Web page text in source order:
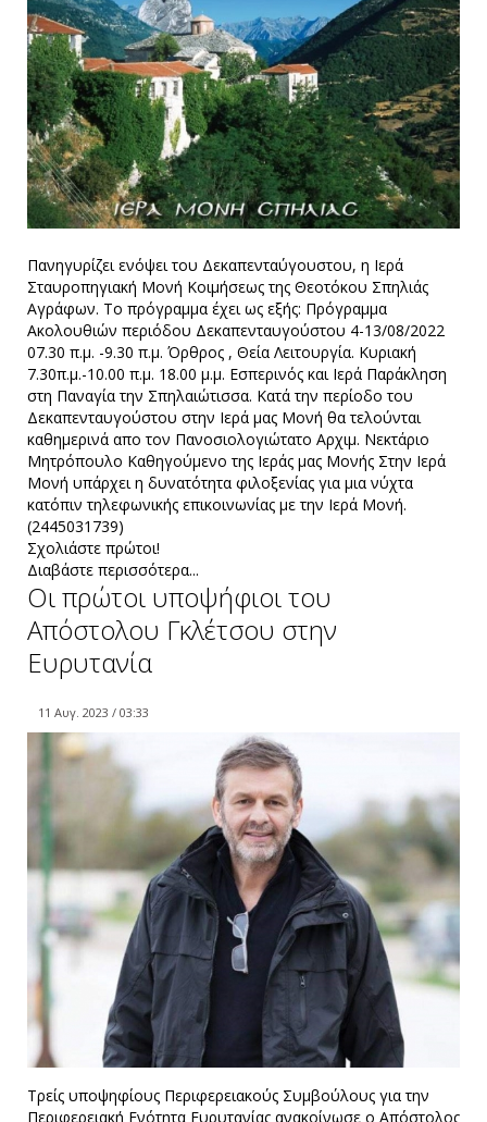
Πανηγυρίζει ενόψει του Δεκαπενταύγουστου, η Ιερά
Σταυροπηγιακή Μονή Κοιμήσεως της Θεοτόκου Σπηλιάς
Αγράφων. Το πρόγραμμα έχει ως εξής: Πρόγραμμα
Ακολουθιών περιόδου Δεκαπενταυγούστου 4-13/08/2022
07.30 π.μ. -9.30 π.μ. Όρθρος , Θεία Λειτουργία. Κυριακή
7.30π.μ.-10.00 π.μ. 18.00 μ.μ. Εσπερινός και Ιερά Παράκληση
στη Παναγία την Σπηλαιώτισσα. Κατά την περίοδο του
Δεκαπενταυγούστου στην Ιερά μας Μονή θα τελούνται
καθημερινά απο τον Πανοσιολογιώτατο Αρχιμ. Νεκτάριο
Μητρόπουλο Καθηγούμενο της Ιεράς μας Μονής Στην Ιερά
Μονή υπάρχει η δυνατότητα φιλοξενίας για μια νύχτα
κατόπιν τηλεφωνικής επικοινωνίας με την Iερά Μονή.
(2445031739)
Σχολιάστε πρώτοι!
Διαβάστε περισσότερα...
Οι πρώτοι υποψήφιοι του
Απόστολου Γκλέτσου στην
Ευρυτανία
11 Αυγ. 2023 / 03:33
Τρείς υποψηφίους Περιφερειακούς Συμβούλους για την
Περιφερειακή Ενότητα Ευρυτανίας ανακοίνωσε ο Απόστολος